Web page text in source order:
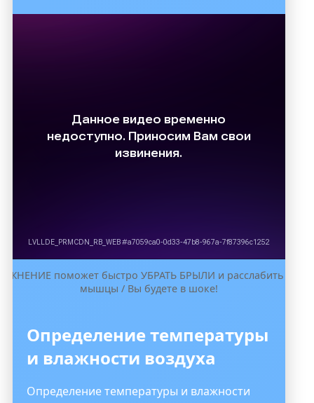
поможет быстро УБРАТЬ БРЫЛИ и расслабить
мышцы / Вы будете в шоке!
Определение температуры
и влажности воздуха
Определение температуры и влажности